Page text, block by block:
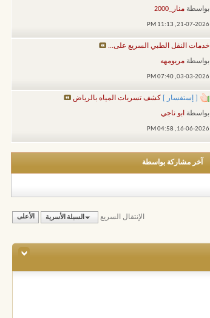
بواسطة منار_2000
21-07-2026,
11:13 PM
خدمات النقل الطبي السريع على...
بواسطة مريومهه
03-03-2026,
07:40 PM
[ إستفسار ] كشف تسربات المياه بالرياض
بواسطة ابو ناجي
16-06-2026,
04:58 PM
آخر مشاركة بواسطة
الإنتقال السريع السبلة الأسرية الأعلى